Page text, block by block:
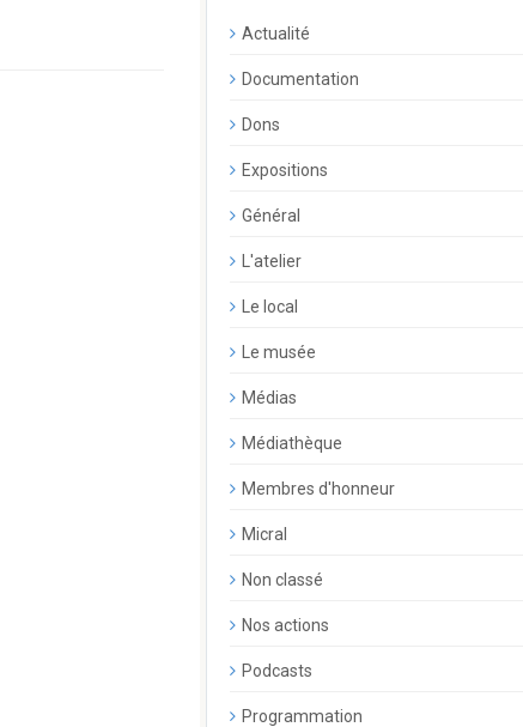
Actualité
Documentation
Dons
Expositions
Général
L'atelier
Le local
Le musée
Médias
Médiathèque
Membres d'honneur
Micral
Non classé
Nos actions
Podcasts
Programmation